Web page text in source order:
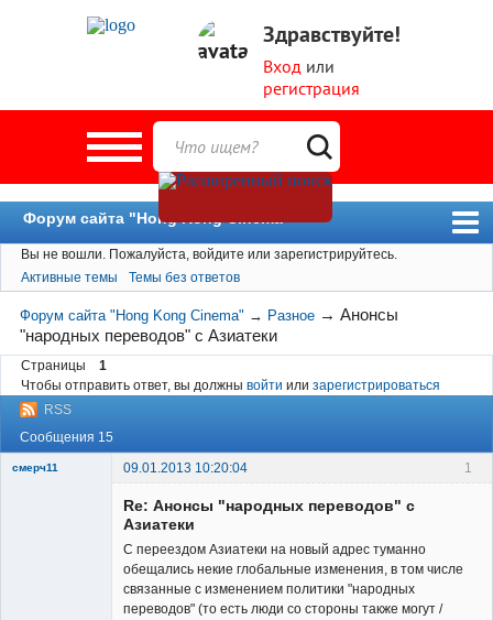
Здравствуйте!
Вход или
регистрация
Форум сайта "Hong Kong Cinema"
Форум
Новости
Пользователи
Поиск
Вы не вошли. Пожалуйста, войдите или зарегистрируйтесь.
Активные темы
Темы без ответов
Форум сайта "Hong Kong Cinema" → Разное →Анонсы
"народных переводов" с Азиатеки
Страницы
1
Чтобы отправить ответ, вы должны войти или зарегистрироваться
RSS
Сообщения 15
1
смерч11
09.01.2013 10:20:04
Re: Анонсы "народных переводов" с
Азиатеки
С переездом Азиатеки на новый адрес туманно
обещались некие глобальные изменения, в том числе
связанные с изменением политики "народных
переводов" (то есть люди со стороны также могут /